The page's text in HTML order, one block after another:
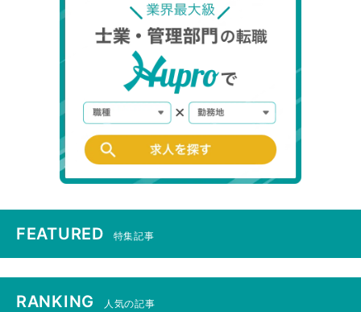
FEATURED 特集記事
RANKING 人気の記事